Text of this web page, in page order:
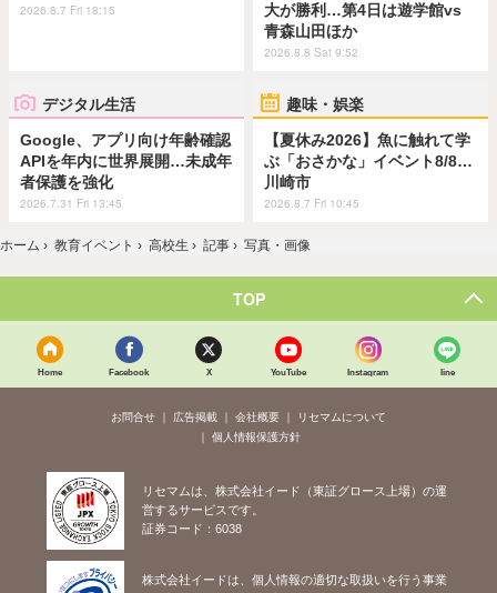
2026.8.7 Fri 18:15
大が勝利…第4日は遊学館vs
青森山田ほか
2026.8.8 Sat 9:52
デジタル生活
Google、アプリ向け年齢確認
APIを年内に世界展開…未成年
者保護を強化
2026.7.31 Fri 13:45
趣味・娯楽
【夏休み2026】魚に触れて学
ぶ「おさかな」イベント8/8…
川崎市
2026.8.7 Fri 10:45
ホーム › 教育イベント › 高校生 › 記事 › 写真・画像
TOP
Home Facebook X YouTube Instagram line
お問合せ 広告掲載 会社概要
リセマムについて
個人情報保護方針
リセマムは、株式会社イード（東証グロース上場）の運
営するサービスです。
証券コード：6038
株式会社イードは、個人情報の適切な取扱いを行う事業